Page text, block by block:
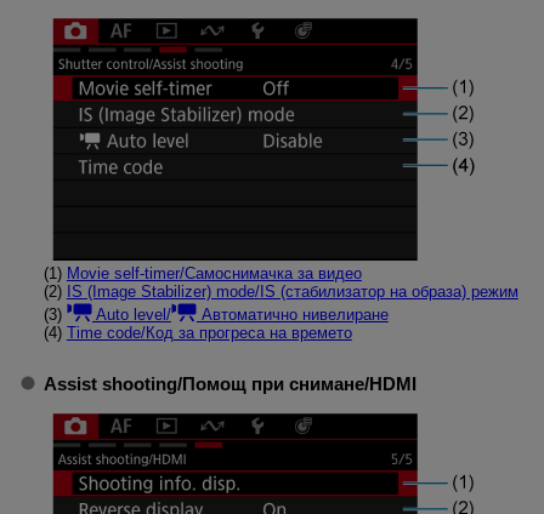
(1) Movie self-timer/Самоснимачка за видео
(2)
IS (Image Stabilizer) mode/IS (стабилизатор на образа) режим
(3)
Auto level /
Автоматично нивелиране
(4) Time code/Код за прогреса на времето
Assist shooting/Помощ при снимане/HDMI